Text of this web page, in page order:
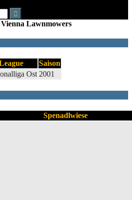
Vienna Lawnmowers
Saison
Ost 2001
Spenadlwiese